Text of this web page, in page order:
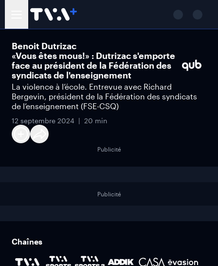
Benoit Dutrizac
«Vous êtes mous!» : Dutrizac s'emporte
face au président de la Fédération des
syndicats de l'enseignement
La violence à l’école. Entrevue avec Richard
Bergevin, président de la Fédération des syndicats
de l’enseignement (FSE-CSQ)
12 septembre 2024 20 min
Publicité
Publicité
Chaînes